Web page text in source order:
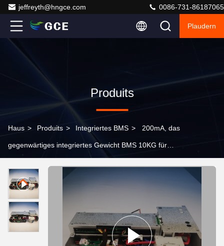
jeffreyth@hngce.com 0086-731-86187065
Plaudern
Produits
Haus > Produits > Integriertes BMS > 200mA, das
gegenwärtiges integriertes Gewicht BMS 10KG für